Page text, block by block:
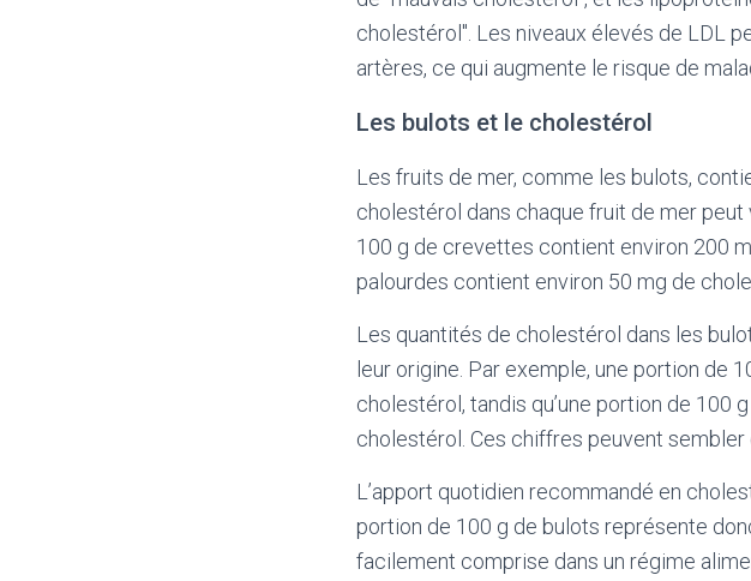
cholestérol". Les niveaux élevés de LDL
artères, ce qui augmente le risque de
Les bulots et le cholestérol
Les fruits de mer, comme les bulots,
cholestérol dans chaque fruit de mer
100 g de crevettes contient environ 200
palourdes contient environ 50 mg de
Les quantités de cholestérol dans les
leur origine. Par exemple, une portion de
cholestérol, tandis qu’une portion de 100
cholestérol. Ces chiffres peuvent
L’apport quotidien recommandé en
portion de 100 g de bulots représente
facilement comprise dans un régime